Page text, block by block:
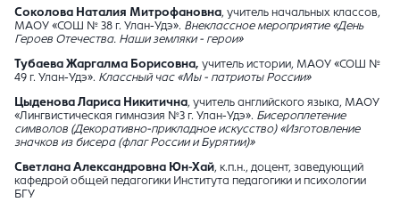
Соколова Наталия Митрофановна, учитель начальных классов,
МАОУ «СОШ № 38 г. Улан-Удэ». Внеклассное мероприятие «День
Героев Отечества. Наши земляки - герои»
Тубаева Жаргалма Борисовна, учитель истории, МАОУ «СОШ №
49 г. Улан-Удэ». Классный час «Мы - патриоты России»
Цыденова Лариса Никитична, учитель английского языка, МАОУ
«Лингвистическая гимназия №3 г. Улан-Удэ». Бисероплетение
символов (Декоративно-прикладное искусство) «Изготовление
значков из бисера (флаг России и Бурятии)»
Светлана Александровна Юн-Хай, к.п.н., доцент, заведующий
кафедрой общей педагогики Института педагогики и психологии
БГУ